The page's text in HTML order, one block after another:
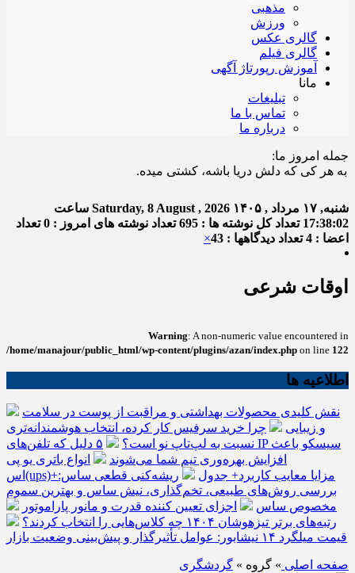
مذهبی
ورزش
گالری عکس
گالری فیلم
آموزش رپورتاژ آگهی
مانا
تبلیغات
تماس با ما
درباره ما
جمله امروز ما:
کی که دلش دریا باشه، کشتی میده.
شنبه, ۱۷ مرداد , ۱۴۰۵ Saturday, 8 August , 2026 ساعت
17:38:02 تعداد کل نوشته ها : 695 تعداد نوشته های امروز : 0
تعداد
اعضا : 4
تعداد دیدگاهها : 43 ×
اوقات شرعی
Warning: A non-numeric value encountered in
/home/manajour/public_html/wp-content/plugins/azan/index.php on line 122
اطلاعیه ها
نقش کلیدی محصولات بهداشتی و مراقبت از پوست در سلامت
و زیبایی
چرا خرید سرفیس کار کرده، انتخاب هوشمندانه‌تری
نسبت به لپ‌تاپ نو است؟
۵ دلیل که تلفن‌های IP سیسکو باعث
افزایش بهره‌وری تیم شما می‌شوند
انواع باتری یو پی
اس(ups)+مزایا معایب کاربرد+ جدول
ریشه‌کنی قطعی ساس:
بررسی روش‌های طبیعی، تخم‌گذاری، نیش ساس و بهترین سموم
مخصوص ساس
اجزای تعیین کننده قدرت و مانور پاراموتور
رتبه‌های برتر تیزهوشان ۱۴۰۴ چه کلاس‌هایی را انتخاب کردند؟
قیمت میلگرد ۱۴ نیشابور: عوامل تأثیرگذار و پیش‌بینی وضعیت بازار
صفحه اصلی » گروه » گردشگری